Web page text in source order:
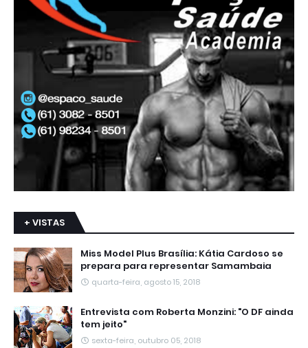
+ VISTAS
Miss Model Plus Brasília: Kátia Cardoso se
prepara para representar Samambaia
quarta-feira, agosto 15, 2018
Entrevista com Roberta Monzini: "O DF ainda
tem jeito"
sexta-feira, outubro 05, 2018